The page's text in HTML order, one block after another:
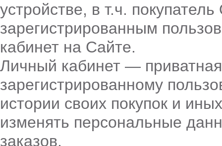
устройстве, в т.ч.
зарегистрированным
кабинет на Сайте.
Личный кабинет —
зарегистрированному
истории своих покупок и
изменять персональные
заказов.